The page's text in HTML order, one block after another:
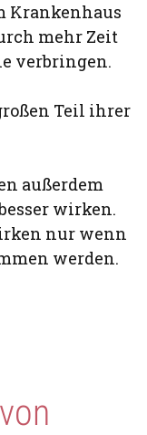
Krankenhaus
mehr Zeit
verbringen.
Teil ihrer
außerdem
wirken.
nur wenn
werden.